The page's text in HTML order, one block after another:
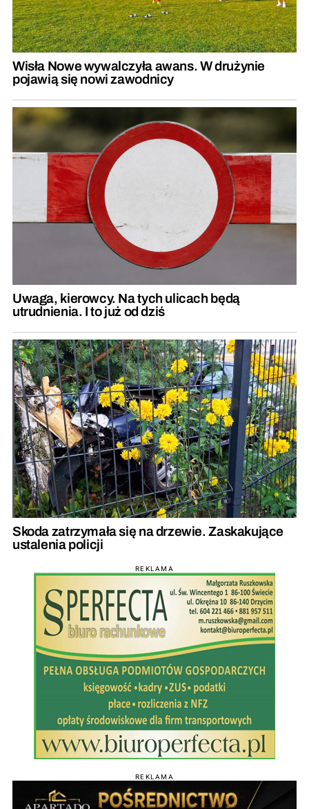
Wisła Nowe wywalczyła awans. W drużynie
pojawią się nowi zawodnicy
Uwaga, kierowcy. Na tych ulicach będą
utrudnienia. I to już od dziś
Skoda zatrzymała się na drzewie. Zaskakujące
ustalenia policji
REKLAMA
REKLAMA